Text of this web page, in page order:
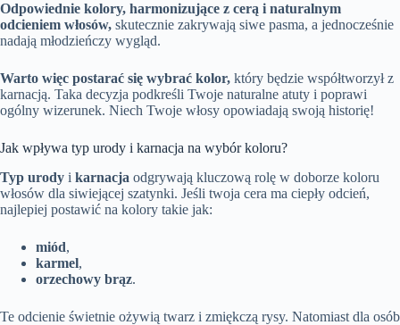
Odpowiednie kolory, harmonizujące z cerą i naturalnym
odcieniem włosów, skutecznie zakrywają siwe pasma, a jednocześnie
nadają młodzieńczy wygląd.
Warto więc postarać się wybrać kolor, który będzie współtworzył z
karnacją. Taka decyzja podkreśli Twoje naturalne atuty i poprawi
ogólny wizerunek. Niech Twoje włosy opowiadają swoją historię!
Jak wpływa typ urody i karnacja na wybór koloru?
Typ urody i karnacja odgrywają kluczową rolę w doborze koloru
włosów dla siwiejącej szatynki. Jeśli twoja cera ma ciepły odcień,
najlepiej postawić na kolory takie jak:
miód,
karmel,
orzechowy brąz.
Te odcienie świetnie ożywią twarz i zmiękczą rysy. Natomiast dla osób